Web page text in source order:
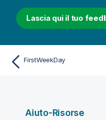
Lascia qui il tuo
FirstWeekDay
Aiuto-Risorse